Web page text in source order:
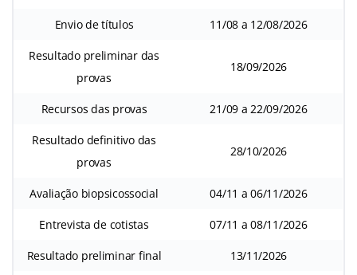
Envio de títulos 11/08 a 12/08/2026
Resultado preliminar das
provas
18/09/2026
Recursos das provas 21/09 a 22/09/2026
Resultado definitivo das
provas
28/10/2026
Avaliação biopsicossocial 04/11 a 06/11/2026
Entrevista de cotistas 07/11 a 08/11/2026
Resultado preliminar final 13/11/2026